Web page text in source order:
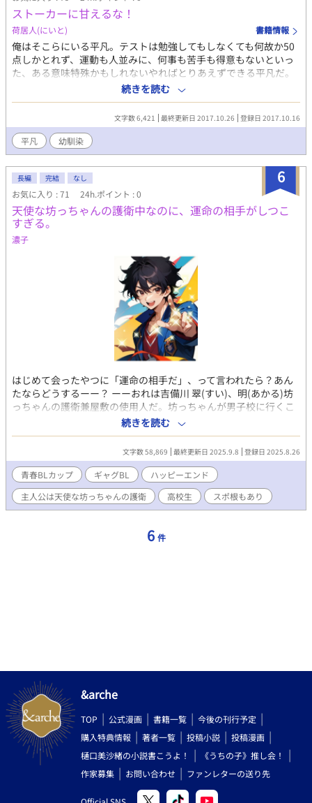
ストーカーに甘えるな！
荷居人(にいと) 書籍情報
俺はそこらにいる平凡。テストは勉強してもしなくても何故か50
点しかとれず、運動も人並みに、何事も苦手も得意もないといっ
た、ある意味特殊かもしれないやればとりあえずできる平凡だ。
平凡と言いきる。俺は普通でありたい。 だが、そんな俺でも認め
ざる終えない平凡からかけ離れた幼馴染みの親友がいる。一言言
えば貧乏人。それもかなりの。だがそれに屈せずかなりのポジテ
ィブ思考というべきか、何事も楽観的で素直な心を持った人物
だ。 そんな親友の変化にすぐさま気づいた俺は訪ねた。 「最近お
腹が鳴ってないな？危ない金に手を出したりしてないか？」 「ん
ー、お金っていうか危ない人かも？僕のストーカーがいるみたい
でさ。ほらほら見て！これ僕の写真ポストに入っててさ、わざわ
ざ現像するなんてお金もったいないよねー」 「は？」 「お金は有
り余るほどあるから心配はない」 「あ、ストーカーくん」 「は
い！？」 そこに立っていたのは学校内でも外でも噂の持ちきり、
笑う姿を誰も見たことがないと有名な金持ちな天才坊っちゃんで
した。 話が思い付かないので完結します。特に終わりのないギャ
続きを読む
文字数 6,421 最終更新日 2017.10.26 登録日 2017.10.16
平凡 幼馴染
6
長編 完結 なし
お気に入り : 71 24h.ポイント : 0
天使な坊っちゃんの護衛中なのに、運命の相手がしつこ
すぎる。
濃子
はじめて会ったやつに「運命の相手だ」、って言われたら？あん
たならどうするーー？ ーーおれは吉備川 翠(すい)、明(あかる)坊
っちゃんの護衛兼屋敷の使用人だ。坊っちゃんが男子校に行くこ
とになり、心配した旦那様に一緒に通わされることになったんだ
けど、おれ、2つ上なんだよね。 その上、運命の相手だ、なんて
いう不審者にもからまれて、おれは坊っちゃんを守ることに、生
命をかけてるんだよ、邪魔はしないでくれーー！ おまけに坊っち
ゃま高校は、庶民には何もかもがついていけない世界だし……。
負けるな〜！おれッ！ ※天使な坊っちゃんの護衛をがんばる、ギ
ャグ多め、たまにシリアスな作品です。 ※AI挿絵を使用していま
すが、あくまでイメージです。指のおかしさや、制服の違いなど
だきます。ギャグ大好きな方、応援よろしくお願いします🙇
続きを読む
文字数 58,869 最終更新日 2025.9.8 登録日 2025.8.26
青春BLカップ​ ギャグBL
ハッピーエンド
主人公は天使な坊っちゃんの護衛
高校生 スポ根もあり
6 件
&arche
TOP 公式漫画 書籍一覧
今後の刊行予定
購入特典情報
著者一覧 投稿小説
投稿漫画
樋口美沙緒の小説書こうよ！
《うちの子》推し会！
作家募集
お問い合わせ ファンレターの送り先